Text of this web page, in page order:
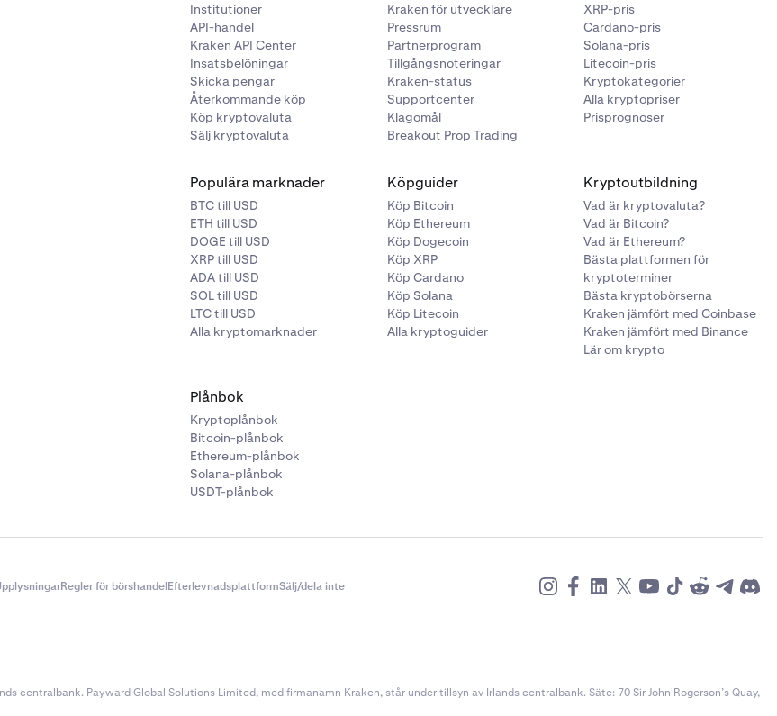
Institutioner
API-handel
Kraken API Center
Insatsbelöningar
Skicka pengar
Återkommande köp
Köp kryptovaluta
Sälj kryptovaluta
Kraken för utvecklare
Pressrum
Partnerprogram
Tillgångsnoteringar
Kraken-status
Supportcenter
Klagomål
Breakout Prop Trading
XRP-pris
Cardano-pris
Solana-pris
Litecoin-pris
Kryptokategorier
Alla kryptopriser
Prisprognoser
Populära marknader
BTC till USD
ETH till USD
DOGE till USD
XRP till USD
ADA till USD
SOL till USD
LTC till USD
Alla kryptomarknader
Köpguider
Köp Bitcoin
Köp Ethereum
Köp Dogecoin
Köp XRP
Köp Cardano
Köp Solana
Köp Litecoin
Alla kryptoguider
Kryptoutbildning
Vad är kryptovaluta?
Vad är Bitcoin?
Vad är Ethereum?
Bästa plattformen för
kryptoterminer
Bästa kryptobörserna
Kraken jämfört med Coinbase
Kraken jämfört med Binance
Lär om krypto
Plånbok
Kryptoplånbok
Bitcoin-plånbok
Ethereum-plånbok
Solana-plånbok
USDT-plånbok
Regler för börshandelEfterlevnadsplattformSälj/dela inte
centralbank. Payward Global Solutions Limited, med firmanamn Kraken, står under tillsyn av Irlands centralbank. Säte: 70 Sir John Rogerson’s Quay,